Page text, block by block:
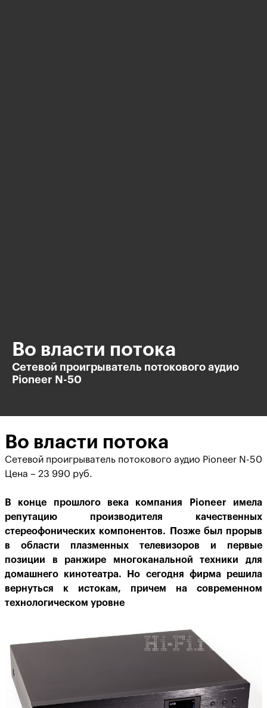
Во власти потока
Сетевой проигрыватель потокового аудио
Pioneer N-50
Во власти потока
Сетевой проигрыватель потокового аудио Pioneer N-50
Цена – 23 990 руб.
В конце прошлого века компания Pioneer имела
репутацию производителя качественных
стереофонических компонентов. Позже был прорыв
в области плазменных телевизоров и первые
позиции в ранжире многоканальной техники для
домашнего кинотеатра. Но сегодня фирма решила
вернуться к истокам, причем на современном
технологическом уровне